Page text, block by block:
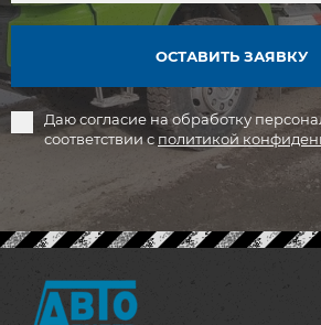
ОСТАВИТЬ ЗАЯВКУ
Даю согласие на обработку
соответствии с политикой